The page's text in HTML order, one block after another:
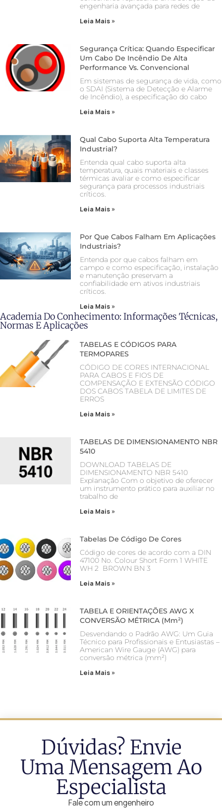
engenharia avançada para redes de
Leia Mais »
Segurança Crítica: Quando Especificar
Um Cabo De Incêndio De Alta
Performance Vs. Convencional
Em sistemas de segurança de vida, como
o SDAI (Sistema de Detecção e Alarme
de Incêndio), a especificação do cabo
Leia Mais »
Qual Cabo Suporta Alta Temperatura
Industrial?
Entenda qual cabo suporta alta
temperatura, quais materiais e classes
térmicas avaliar e como especificar
segurança para processos industriais
críticos.
Leia Mais »
Por Que Cabos Falham Em Aplicações
Industriais?
Entenda por que cabos falham em
campo e como especificação, instalação
e manutenção preservam a
confiabilidade em ativos industriais
críticos.
Leia Mais »
Academia Do Conhecimento: Informações Técnicas,
Normas E Aplicações
TABELAS E CÓDIGOS PARA
TERMOPARES
CÓDIGO DE CORES INTERNACIONAL
PARA CABOS E FIOS DE
COMPENSAÇÃO E EXTENSÃO CÓDIGO
DOS CABOS TABELA DE LIMITES DE
ERROS
Leia Mais »
TABELAS DE DIMENSIONAMENTO NBR
5410
DOWNLOAD TABELAS DE
DIMENSIONAMENTO NBR 5410
Explanaçâo Com o objetivo de oferecer
um instrumento prático para auxiliar no
trabalho de
Leia Mais »
Tabelas De Código De Cores
Código de cores de acordo com a DIN
47100 No. Colour Short Form 1 WHITE
WH 2 BROWN BN 3
Leia Mais »
TABELA E ORIENTAÇÕES AWG X
CONVERSÃO MÉTRICA (mm²)
Desvendando o Padrão AWG: Um Guia
Técnico para Profissionais e Entusiastas –
American Wire Gauge (AWG) para
conversão métrica (mm²)
Leia Mais »
Dúvidas? Envie
Uma Mensagem Ao
Especialista
Fale com um engenheiro